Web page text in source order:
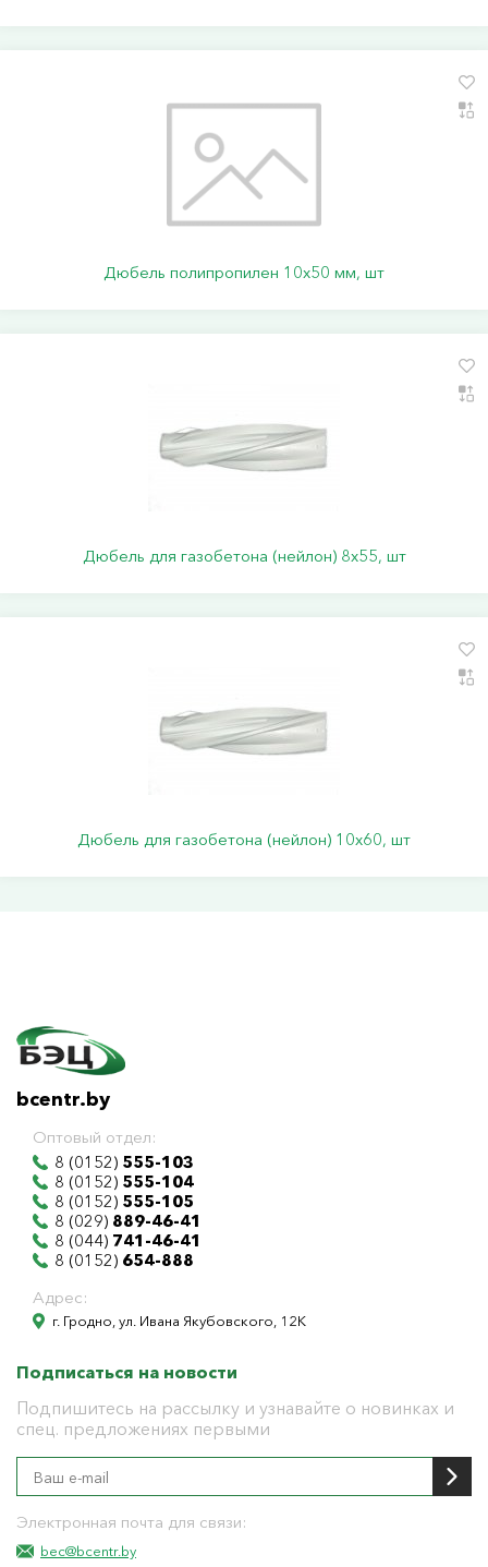
Дюбель полипропилен 10х50 мм, шт
Дюбель для газобетона (нейлон) 8х55, шт
Дюбель для газобетона (нейлон) 10х60, шт
bcentr.by
Оптовый отдел:
8 (0152) 555-103
8 (0152) 555-104
8 (0152) 555-105
8 (029) 889-46-41
8 (044) 741-46-41
8 (0152) 654-888
Адрес:
г. Гродно, ул. Ивана Якубовского, 12К
Подписаться на новости
Подпишитесь на рассылку и узнавайте о новинках и
спец. предложениях первыми
Электронная почта для связи:
bec@bcentr.by